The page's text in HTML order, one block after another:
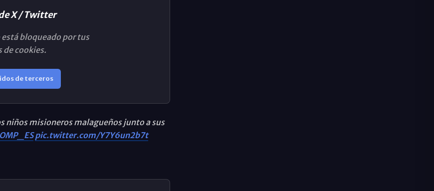
X / Twitter
bloqueado por tus
de cookies.
de terceros
niños misioneros malagueños junto a sus
pic.twitter.com/Y7Y6un2b7t